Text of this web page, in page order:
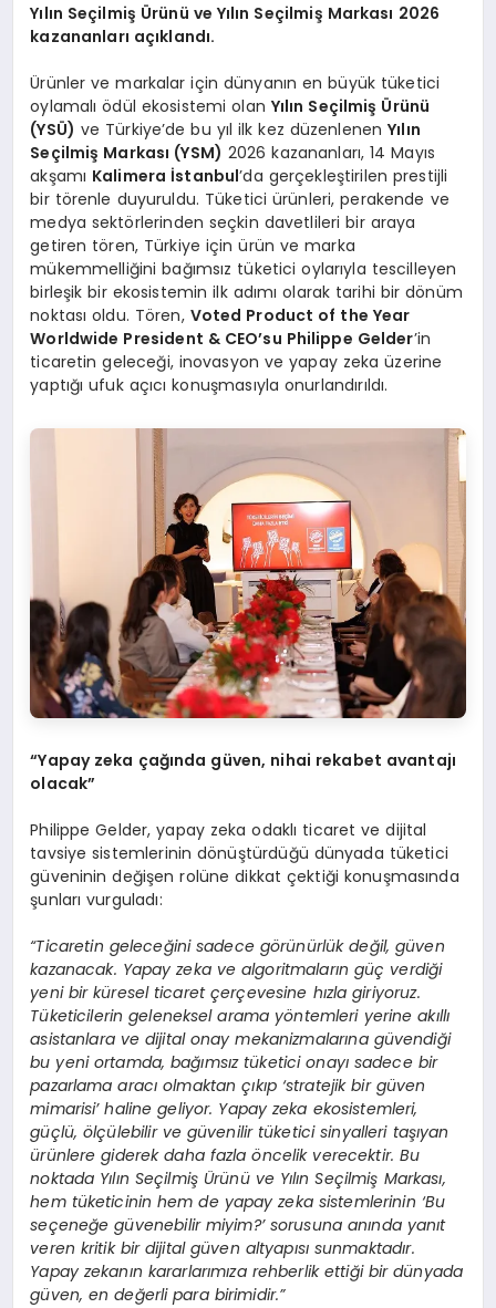
Yılın Seçilmiş Ürünü ve Yılın Seçilmiş Markası 2026
kazananları açıklandı.
Ürünler ve markalar için dünyanın en büyük tüketici
oylamalı ödül ekosistemi olan Yılın Seçilmiş Ürünü
(YSÜ) ve Türkiye’de bu yıl ilk kez düzenlenenYılın
Seçilmiş Markası (YSM) 2026 kazananları, 14 Mayıs
akşamı Kalimera İstanbul’da gerçekleştirilen prestijli
bir törenle duyuruldu. Tüketici ürünleri, perakende ve
medya sektörlerinden seçkin davetlileri bir araya
getiren tören, Türkiye için ürün ve marka
mükemmelliğini bağımsız tüketici oylarıyla tescilleyen
birleşik bir ekosistemin ilk adımı olarak tarihi bir dönüm
noktası oldu. Tören, Voted Product of the Year
Worldwide President & CEO’su Philippe Gelder’in
ticaretin geleceği, inovasyon ve yapay zeka üzerine
yaptığı ufuk açıcı konuşmasıyla onurlandırıldı.
“Yapay zeka çağında güven, nihai rekabet avantajı
olacak”
Philippe Gelder, yapay zeka odaklı ticaret ve dijital
tavsiye sistemlerinin dönüştürdüğü dünyada tüketici
güveninin değişen rolüne dikkat çektiği konuşmasında
şunları vurguladı:
“Ticaretin geleceğini sadece görünürlük değil, güven
kazanacak. Yapay zeka ve algoritmaların güç verdiği
yeni bir küresel ticaret çerçevesine hızla giriyoruz.
Tüketicilerin geleneksel arama yöntemleri yerine akıllı
asistanlara ve dijital onay mekanizmalarına güvendiği
bu yeni ortamda, bağımsız tüketici onayı sadece bir
pazarlama aracı olmaktan çıkıp ‘stratejik bir güven
mimarisi’ haline geliyor. Yapay zeka ekosistemleri,
güçlü, ölçülebilir ve güvenilir tüketici sinyalleri taşıyan
ürünlere giderek daha fazla öncelik verecektir. Bu
noktada Yılın Seçilmiş Ürünü ve Yılın Seçilmiş Markası,
hem tüketicinin hem de yapay zeka sistemlerinin ‘Bu
seçeneğe güvenebilir miyim?’ sorusuna anında yanıt
veren kritik bir dijital güven altyapısı sunmaktadır.
Yapay zekanın kararlarımıza rehberlik ettiği bir dünyada
güven, en değerli para birimidir.”